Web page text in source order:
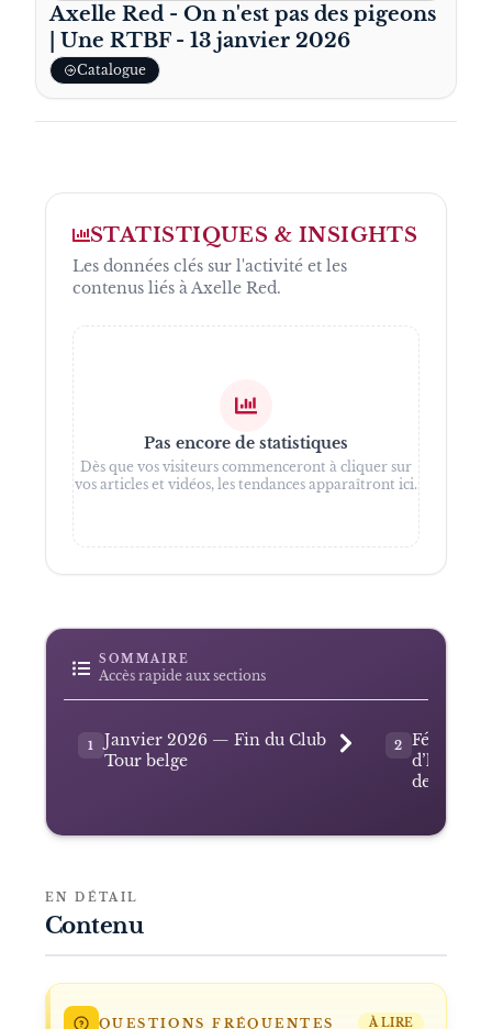
Axelle Red - On n'est pas des pigeons
| Une RTBF - 13 janvier 2026
Catalogue
STATISTIQUES & INSIGHTS
Les données clés sur l'activité et les
contenus liés àAxelle Red.
Pas encore de statistiques
Dès que vos visiteurs commenceront à cliquer sur
vos articles et vidéos, les tendances apparaîtront ici.
SOMMAIRE
Accès rapide aux sections
1
Janvier 2026 — Fin du Club
Tour belge
2
Février
de sa
EN DÉTAIL
Contenu
QUESTIONS FRÉQUENTES À LIRE